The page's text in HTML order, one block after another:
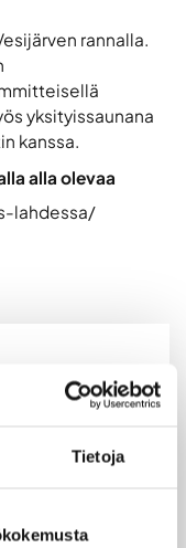
Tietoja
rannalla.
yksityissaunana
kanssa.
alla olevaa
lahdessa/
Teivaan
Vesijärven
se ei ole